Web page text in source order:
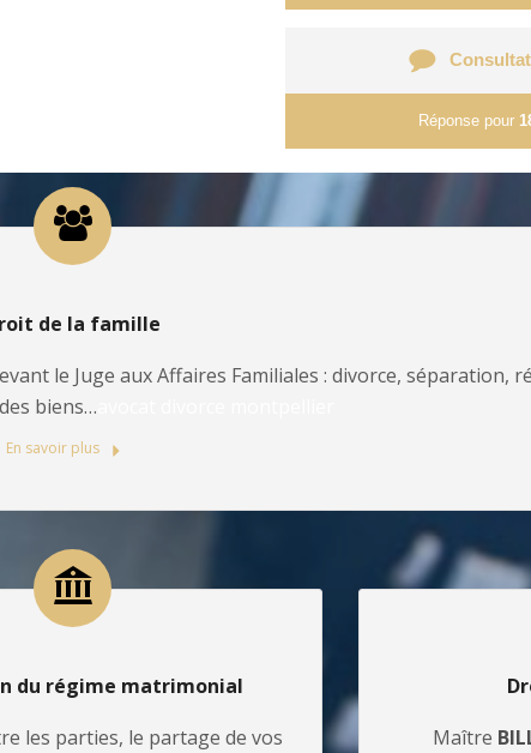
Réponse pour
de la famille
le Juge aux Affaires Familiales : divorce, séparation,
biens…
En savoir plus
du régime matrimonial
les parties, le partage de vos
Maître